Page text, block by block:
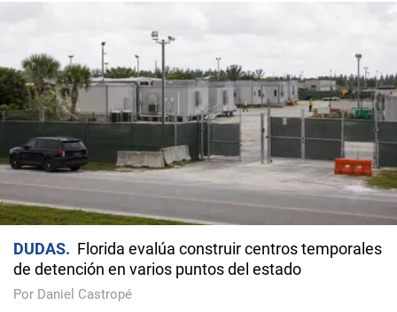
DUDAS
Florida evalúa construir centros temporales
de detención en varios puntos del estado
Por Daniel Castropé